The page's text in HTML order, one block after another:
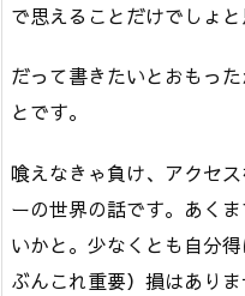
で思えることだけでしょと
だって書きたいとおもっ
とです。
喰えなきゃ負け、アクセ
ーの世界の話です。あく
いかと。少なくとも自分
ぶんこれ重要）損はありま